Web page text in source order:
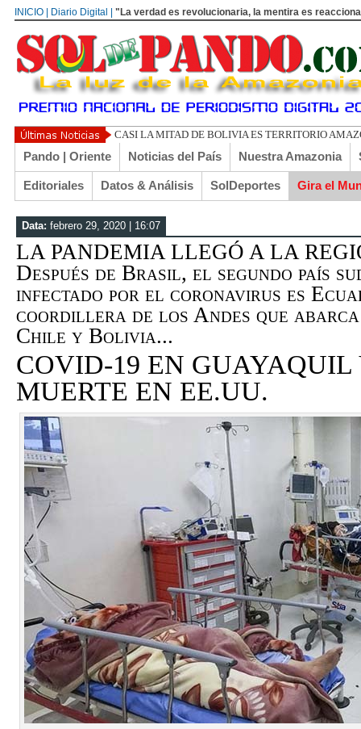
INICIO | Diario Digital | "La verdad es revolucionaria, la mentira es
UN LIBERTA
Pando | Oriente Noticias del País Nuestra Amazonia
Editoriales Datos & Análisis SolDeportes Gira el
Data: febrero 29, 2020 | 16:07
LA PANDEMIA LLEGÓ A LA
Después de Brasil, el segundo país
infectado por el coronavirus es
coordillera de los Andes que
Chile y Bolivia...
COVID-19 EN GUAYAQUIL
MUERTE EN EE.UU.